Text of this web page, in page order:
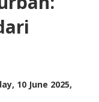
10 June 2025,